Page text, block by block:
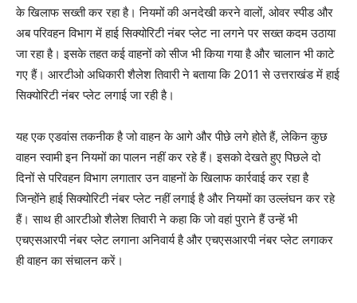
के खिलाफ सख्ती कर रहा है। नियमों की अनदेखी करने वालों, ओवर स्पीड और
अब परिवहन विभाग में हाई सिक्योरिटी नंबर प्लेट ना लगने पर सख्त कदम उठाया
जा रहा है। इसके तहत कई वाहनों को सीज भी किया गया है और चालान भी काटे
गए हैं। आरटीओ अधिकारी शैलेश तिवारी ने बताया कि 2011 से उत्तराखंड में हाई
सिक्योरिटी नंबर प्लेट लगाई जा रही है।
यह एक एडवांस तकनीक है जो वाहन के आगे और पीछे लगे होते हैं, लेकिन कुछ
वाहन स्वामी इन नियमों का पालन नहीं कर रहे हैं। इसको देखते हुए पिछले दो
दिनों से परिवहन विभाग लगातार उन वाहनों के खिलाफ कार्रवाई कर रहा है
जिन्होंने हाई सिक्योरिटी नंबर प्लेट नहीं लगाई है और नियमों का उल्लंघन कर रहे
हैं। साथ ही आरटीओ शैलेश तिवारी ने कहा कि जो वहां पुराने हैं उन्हें भी
एचएसआरपी नंबर प्लेट लगाना अनिवार्य है और एचएसआरपी नंबर प्लेट लगाकर
ही वाहन का संचालन करें।